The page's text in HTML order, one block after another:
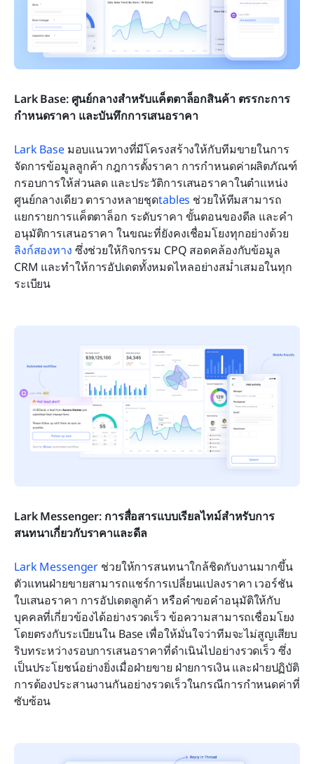
Lark Base: ศูนย์กลางสำหรับแค็ตตาล็อกสินค้า ตรรกะการ
กำหนดราคา และบันทึกการเสนอราคา
Lark Base มอบแนวทางที่มีโครงสร้างให้กับทีมขายในการ
จัดการข้อมูลลูกค้า กฎการตั้งราคา การกำหนดค่าผลิตภัณฑ์
กรอบการให้ส่วนลด และประวัติการเสนอราคาในตำแหน่ง
ศูนย์กลางเดียว ตารางหลายชุดtables ช่วยให้ทีมสามารถ
แยกรายการแค็ตตาล็อก ระดับราคา ขั้นตอนของดีล และคำ
อนุมัติการเสนอราคา ในขณะที่ยังคงเชื่อมโยงทุกอย่างด้วย
ลิงก์สองทาง ซึ่งช่วยให้กิจกรรม CPQ สอดคล้องกับข้อมูล
CRM และทำให้การอัปเดตทั้งหมดไหลอย่างสม่ำเสมอในทุก
ระเบียน
Lark Messenger: การสื่อสารแบบเรียลไทม์สำหรับการ
สนทนาเกี่ยวกับราคาและดีล
Lark Messenger ช่วยให้การสนทนาใกล้ชิดกับงานมากขึ้น
ตัวแทนฝ่ายขายสามารถแชร์การเปลี่ยนแปลงราคา เวอร์ชัน
ใบเสนอราคา การอัปเดตลูกค้า หรือคำขอคำอนุมัติให้กับ
บุคคลที่เกี่ยวข้องได้อย่างรวดเร็ว ข้อความสามารถเชื่อมโยง
โดยตรงกับระเบียนใน Base เพื่อให้มั่นใจว่าทีมจะไม่สูญเสียบ
ริบทระหว่างรอบการเสนอราคาที่ดำเนินไปอย่างรวดเร็ว ซึ่ง
เป็นประโยชน์อย่างยิ่งเมื่อฝ่ายขาย ฝ่ายการเงิน และฝ่ายปฏิบัติ
การต้องประสานงานกันอย่างรวดเร็วในกรณีการกำหนดค่าที่
ซับซ้อน